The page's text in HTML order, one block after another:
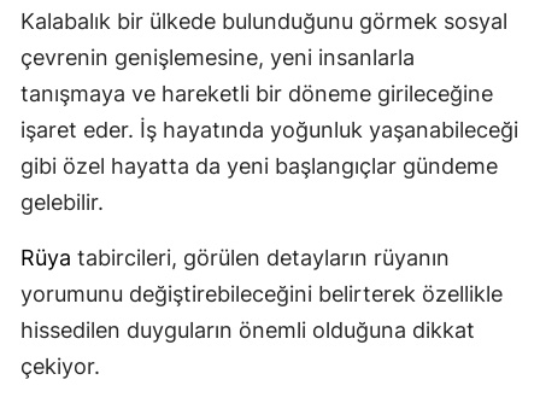
Kalabalık bir ülkede bulunduğunu görmek sosyal
çevrenin genişlemesine, yeni insanlarla
tanışmaya ve hareketli bir döneme girileceğine
işaret eder. İş hayatında yoğunluk yaşanabileceği
gibi özel hayatta da yeni başlangıçlar gündeme
gelebilir.
Rüya tabircileri, görülen detayların rüyanın
yorumunu değiştirebileceğini belirterek özellikle
hissedilen duyguların önemli olduğuna dikkat
çekiyor.